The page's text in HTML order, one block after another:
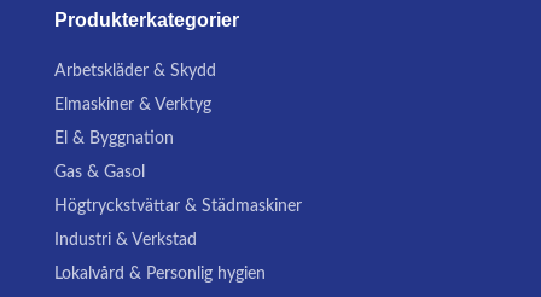
Produkterkategorier
Arbetskläder & Skydd
Elmaskiner & Verktyg
El & Byggnation
Gas & Gasol
Högtryckstvättar & Städmaskiner
Industri & Verkstad
Lokalvård & Personlig hygien